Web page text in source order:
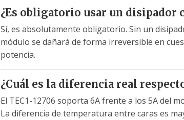
¿Es obligatorio usar un disipador
Sí, es absolutamente obligatorio. Sin un
módulo se dañará de forma irreversible en
potencia.
¿Cuál es la diferencia real
El TEC1-12706 soporta 6A frente a los 5A del
La diferencia de temperatura entre caras es